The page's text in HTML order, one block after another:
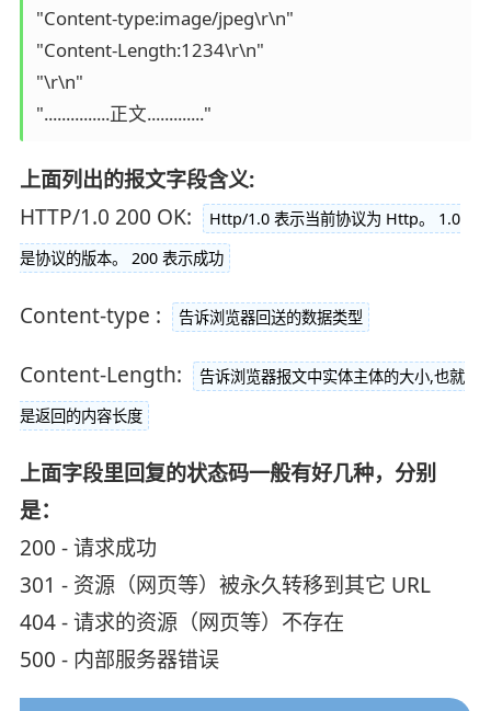
"Content-type:image/jpeg\r\n"
"Content-Length:1234\r\n"
"\r\n"
"...............正文............."
上面列出的报文字段含义:
HTTP/1.0 200 OK:
Http/1.0 表示当前协议为 Http。 1.0
是协议的版本。 200 表示成功
Content-type : 告诉浏览器回送的数据类型
Content-Length:
告诉浏览器报文中实体主体的大小,也就
是返回的内容长度
上面字段里回复的状态码一般有好几种，分别
是：
200 - 请求成功
301 - 资源（网页等）被永久转移到其它 URL
404 - 请求的资源（网页等）不存在
500 - 内部服务器错误